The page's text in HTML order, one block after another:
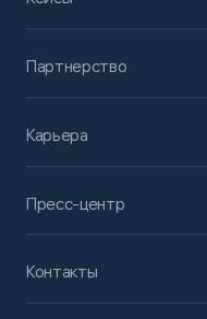
Партнерство
Карьера
Пресс-центр
Контакты